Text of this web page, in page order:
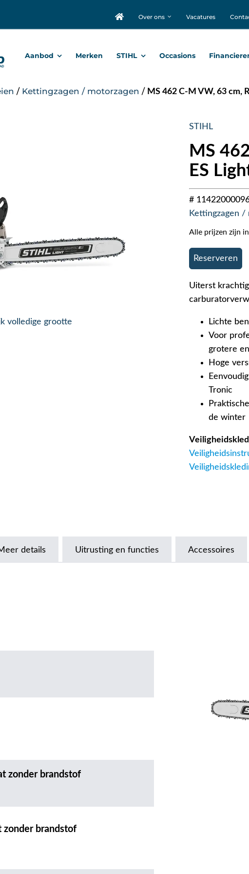
Over ons Vacatures
Aanbod Merken STIHL Occasions
/ Kettingzagen / motorzagen / MS 462 C-M VW, 63 cm,
volledige grootte
STIHL
MS
ES
#
Kettingzagen /
Alle prijzen zijn
Reserveren
Uiterst
Lichte
Voor
grotere
Hoge
Tronic
de winter
details Uitrusting en functies Accessoires
zonder brandstof
zonder brandstof